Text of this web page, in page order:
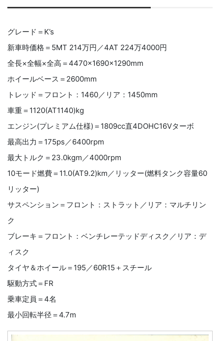
グレード＝K’s
新車時価格＝5MT 214万円／4AT 224万4000円
全長×全幅×全高＝4470×1690×1290mm
ホイールベース＝2600mm
トレッド＝フロント：1460／リア：1450mm
車重＝1120(AT1140)kg
エンジン(プレミアム仕様)＝1809cc直4DOHC16Vターボ
最高出力＝175ps／6400rpm
最大トルク＝23.0kgm／4000rpm
10モード燃費＝11.0(AT9.2)km／リッター(燃料タンク容量60
リッター)
サスペンション＝フロント：ストラット／リア：マルチリン
ク
ブレーキ＝フロント：ベンチレーテッドディスク／リア：デ
ィスク
タイヤ＆ホイール＝195／60R15＋スチール
駆動方式＝FR
乗車定員＝4名
最小回転半径＝4.7m